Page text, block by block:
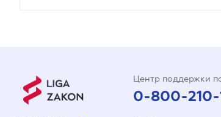
Центр поддержки
0-800-210-